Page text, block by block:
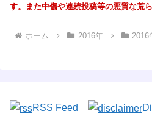
す。また中傷や連続投稿等の悪質な荒
ホーム 2016年 2016
RSS Feed